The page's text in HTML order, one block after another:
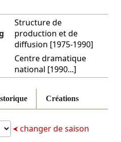
Structure de
production et de
diffusion [1975-1990]
Centre dramatique
national [1990...]
Créations
changer de saison